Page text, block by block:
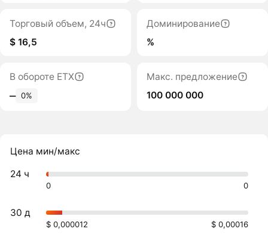
Торговый объем, 24ч
$ 16,5
Доминирование
%
В обороте ETX
‒ 0%
Макс. предложение
100 000 000
Цена мин/макс
24 ч
0 0
30 д
$ 0,000012 $ 0,00016